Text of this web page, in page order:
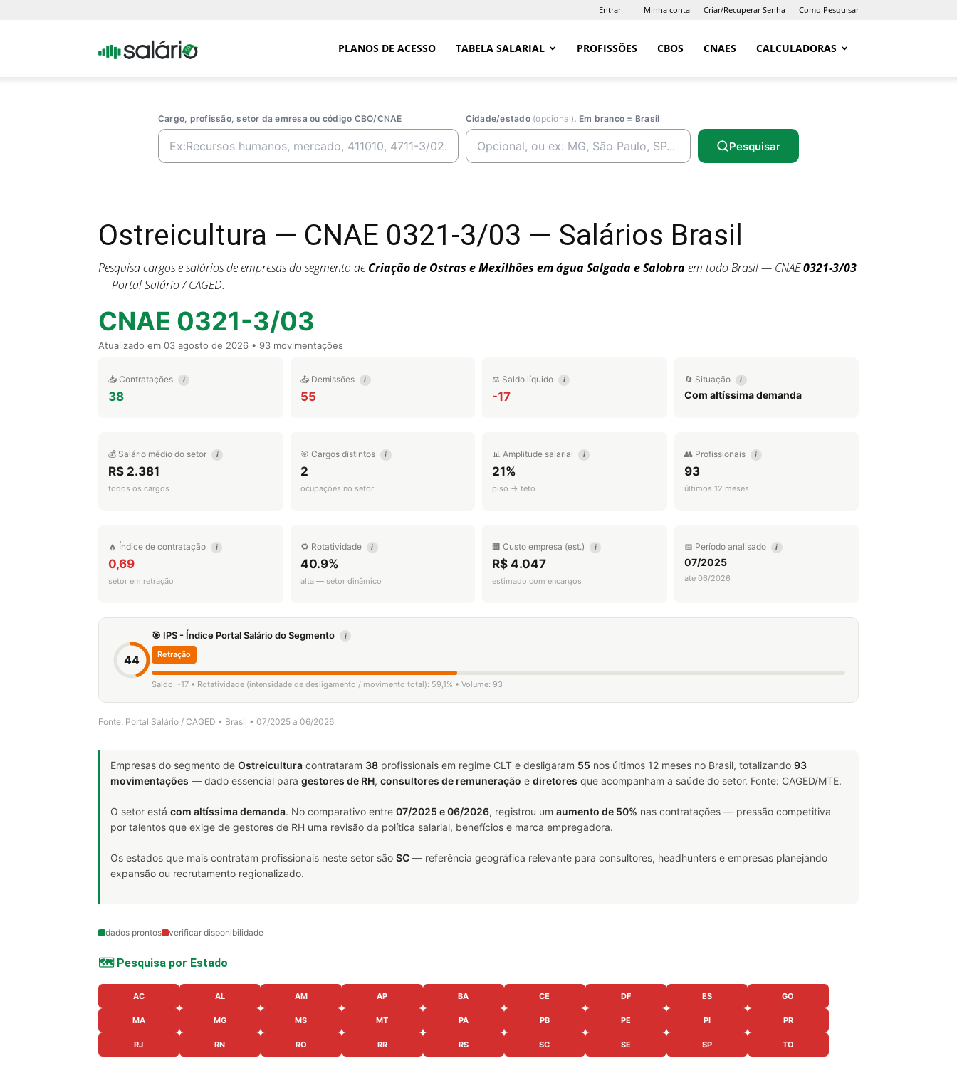
Entrar Minha conta Criar/Recuperar Senha Como Pesquisar
Portal PLANOS DE ACESSO TABELA SALARIAL PROFISSÕES CBOS CNAES CALCULADORAS
Cargo, profissão, setor da emresa ou código CBO/CNAE Cidade/estado (opcional). Em branco = Brasil
Pesquisar
Ostreicultura — CNAE 0321-3/03 — Salários Brasil
Pesquisa cargos e salários de empresas do segmento de Criação de Ostras e Mexilhões em água Salgada e Salobraem todo Brasil — CNAE0321-3/03
— Portal Salário / CAGED.
CNAE 0321-3/03
Atualizado em 03 agosto de 2026 • 93 movimentações
📥 Contratações i
38
📤 Demissões i
55
⚖️ Saldo líquido i
-17
🔄 Situação i
Com altíssima demanda
💰 Salário médio do setor i
R$ 2.381
todos os cargos
🎯 Cargos distintos i
2
ocupações no setor
📊 Amplitude salarial i
21%
piso → teto
👥 Profissionais i
93
últimos 12 meses
🔥 Índice de contratação i
0,69
setor em retração
🔁 Rotatividade i
40.9%
alta — setor dinâmico
🏢 Custo empresa (est.) i
R$ 4.047
estimado com encargos
📅 Período analisado i
07/2025
até 06/2026
44
🎯 IPS - Índice Portal Salário do Segmento i
Retração
Saldo: -17 • Rotatividade (intensidade de desligamento / movimento total): 59,1% • Volume: 93
Fonte: Portal Salário / CAGED • Brasil • 07/2025 a 06/2026
Empresas do segmento de Ostreicultura contrataram 38 profissionais em regime CLT e desligaram 55 nos últimos 12 meses no Brasil, totalizando 93
movimentações — dado essencial para gestores de RH, consultores de remuneração e diretores que acompanham a saúde do setor. Fonte: CAGED/MTE.
O setor está com altíssima demanda. No comparativo entre 07/2025 e 06/2026, registrou um aumento de 50% nas contratações — pressão competitiva
por talentos que exige de gestores de RH uma revisão da política salarial, benefícios e marca empregadora.
Os estados que mais contratam profissionais neste setor são SC — referência geográfica relevante para consultores, headhunters e empresas planejando
expansão ou recrutamento regionalizado.
dados prontos verificar disponibilidade
🗺️ Pesquisa por Estado
AC AL AM AP BA CE DF ES GO
MA MG MS MT PA PB PE PI PR
RJ RN RO RR RS SC SE SP TO